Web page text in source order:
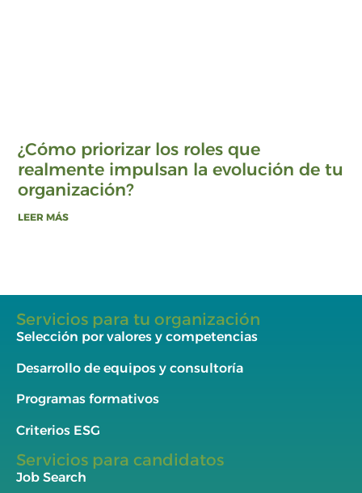
¿Cómo priorizar los roles que
realmente impulsan la evolución de tu
organización?
LEER MÁS
Servicios para tu organización
Selección por valores y competencias
Desarrollo de equipos y consultoría
Programas formativos
Criterios ESG
Servicios para candidatos
Job Search